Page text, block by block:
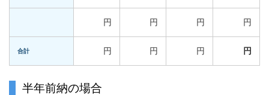
円 円 円 円
合計 円 円 円 円
半年前納の場合